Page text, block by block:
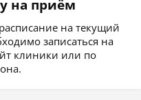
на приём
на текущий
записаться на
клиники или по